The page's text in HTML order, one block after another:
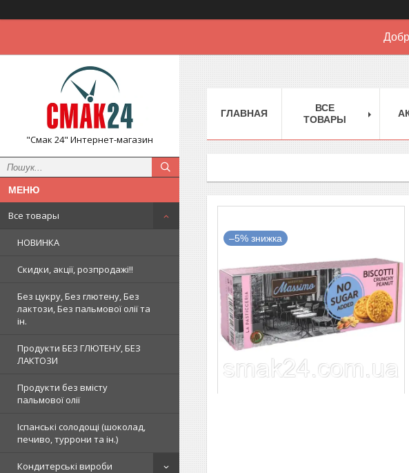
"Смак 24" Интернет-магазин
Все товары
НОВИНКА
Скидки, акції, розпродажі!!
Без цукру, Без глютену, Без
лактози, Без пальмової олії та
ін.
Продукти БЕЗ ГЛЮТЕНУ, БЕЗ
ЛАКТОЗИ
Продукти без вмісту
пальмової олії
Іспанські солодощі (шоколад,
печиво, туррони та ін.)
Кондитерські вироби
ГЛАВНАЯ
ВСЕ
ТОВАРЫ
–5%